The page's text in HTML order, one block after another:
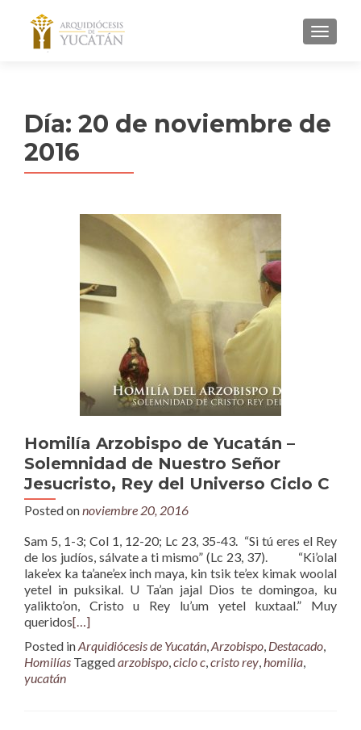
MENU
Día: 20 de noviembre de
2016
Homilía Arzobispo de Yucatán –
Solemnidad de Nuestro Señor
Jesucristo, Rey del Universo Ciclo C
Posted onnoviembre 20, 2016
Sam 5, 1-3; Col 1, 12-20; Lc 23, 35-43. “Si tú eres el Rey
de los judíos, sálvate a ti mismo” (Lc 23, 37). “Ki’olal
lake’ex ka ta’ane’ex inch maya, kin tsik te’ex kimak woolal
yetel in puksikal. U Ta’an jajal Dios te domingoa, ku
yalikto’on, Cristo u Rey lu’um yetel kuxtaal.” Muy
queridos[…]
Posted inArquidiócesis de Yucatán,Arzobispo, Destacado,
Homilías Taggedarzobispo,ciclo c,cristo rey,homilia,
yucatán